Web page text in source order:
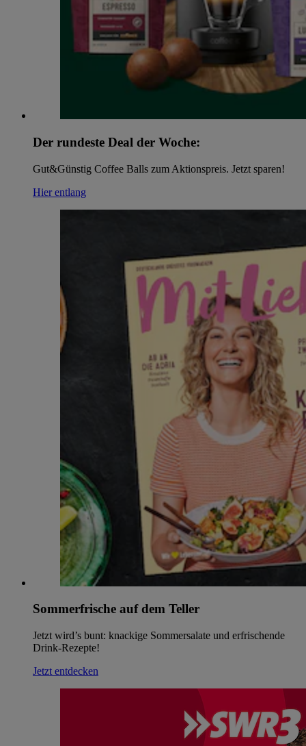
Der rundeste Deal der Woche:
Gut&Günstig Coffee Balls zum Aktionspreis. Jetzt sparen!
Hier entlang
Sommerfrische auf dem Teller
Jetzt wird’s bunt: knackige Sommersalate und erfrischende
Drink-Rezepte!
Jetzt entdecken